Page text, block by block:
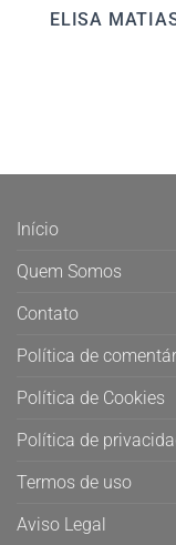
ELISA
Início
Quem Somos
Contato
Política de
Política de Cookies
Política de
Termos de uso
Aviso Legal